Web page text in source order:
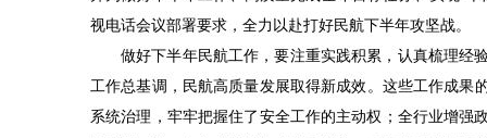
视电话会议部署要求，全力以赴打好民航下半年攻坚战。
做好下半年民航工作，要注重实践积累，认真梳理经
工作总基调，民航高质量发展取得新成效。这些工作成
系统治理，牢牢把握住了安全工作的主动权；全行业增强